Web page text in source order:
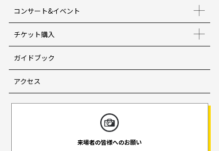
コンサート&イベント
チケット購入
ガイドブック
アクセス
来場者の皆様へのお願い